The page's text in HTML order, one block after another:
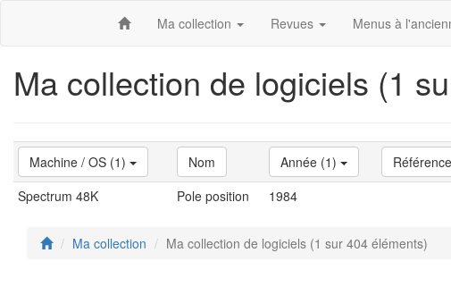
Ma collection Revues Menus à
Ma collection de logiciels (1
Machine / OS (1) Nom Année (1) Référence
Spectrum 48K
Pole position 1984
Ma collection Ma collection de logiciels (1 sur 404 éléments)